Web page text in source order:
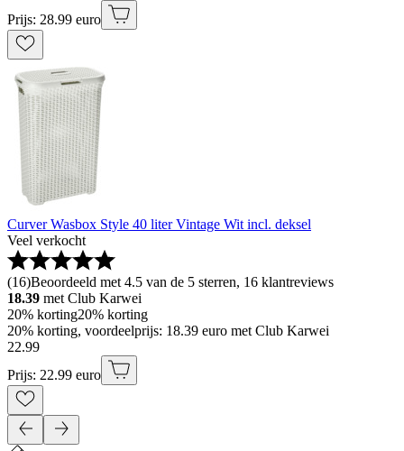
Prijs: 28.99 euro
Curver Wasbox Style 40 liter Vintage Wit incl. deksel
Veel verkocht
(16)Beoordeeld met 4.5 van de 5 sterren, 16 klantreviews
18.39 met Club Karwei
20% korting20% korting
20% korting, voordeelprijs: 18.39 euro met Club Karwei
22.99
Prijs: 22.99 euro